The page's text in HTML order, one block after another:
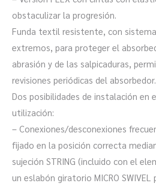
obstaculizar la progresión.
Funda textil resistente, con
extremos, para proteger el
abrasión y de las salpicaduras,
revisiones periódicas del absorbedor.
Dos posibilidades de instalación en
utilización:
– Conexiones/desconexiones
fijado en la posición correcta
sujeción STRING (incluido con el
un eslabón giratorio MICRO